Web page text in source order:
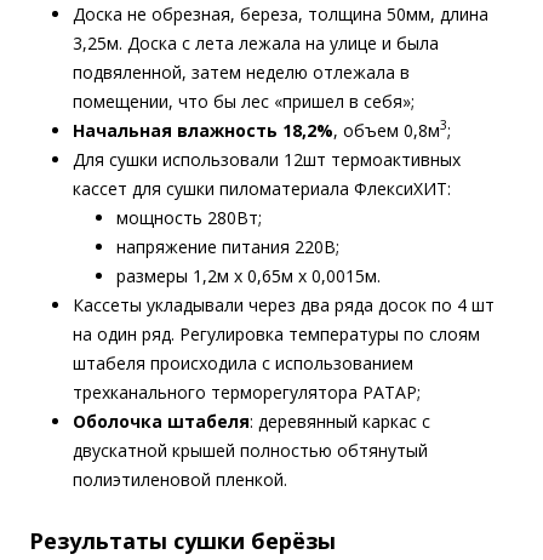
Доска не обрезная, береза, толщина 50мм, длина
3,25м. Доска с лета лежала на улице и была
подвяленной, затем неделю отлежала в
помещении, что бы лес «пришел в себя»;
Начальная влажность 18,2%, объем 0,8м3;
Для сушки использовали 12шт термоактивных
кассет для сушки пиломатериала ФлексиХИТ:
мощность 280Вт;
напряжение питания 220В;
размеры 1,2м х 0,65м х 0,0015м.
Кассеты укладывали через два ряда досок по 4 шт
на один ряд. Регулировка температуры по слоям
штабеля происходила с использованием
трехканального терморегулятора РАТАР;
Оболочка штабеля: деревянный каркас с
двускатной крышей полностью обтянутый
полиэтиленовой пленкой.
Результаты сушки берёзы